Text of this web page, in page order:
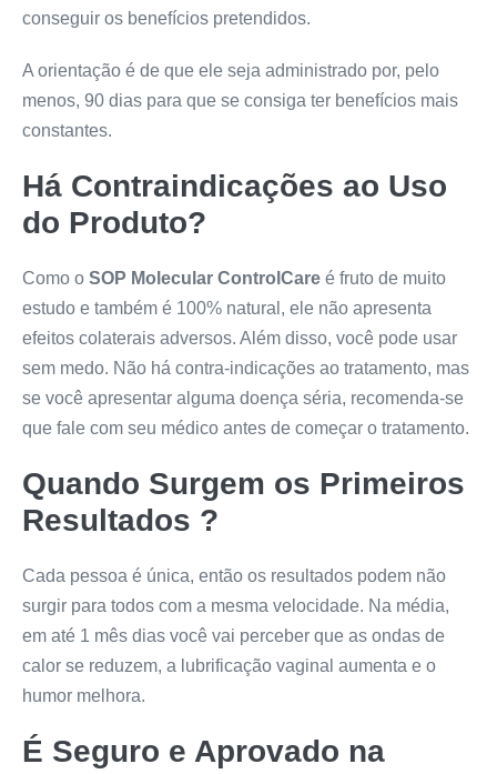
conseguir os benefícios pretendidos.
A orientação é de que ele seja administrado por, pelo
menos, 90 dias para que se consiga ter benefícios mais
constantes.
Há Contraindicações ao Uso
do Produto?
Como o SOP Molecular ControlCare é fruto de muito
estudo e também é 100% natural, ele não apresenta
efeitos colaterais adversos. Além disso, você pode usar
sem medo. Não há contra-indicações ao tratamento, mas
se você apresentar alguma doença séria, recomenda-se
que fale com seu médico antes de começar o tratamento.
Quando Surgem os Primeiros
Resultados ?
Cada pessoa é única, então os resultados podem não
surgir para todos com a mesma velocidade. Na média,
em até 1 mês dias você vai perceber que as ondas de
calor se reduzem, a lubrificação vaginal aumenta e o
humor melhora.
É Seguro e Aprovado na